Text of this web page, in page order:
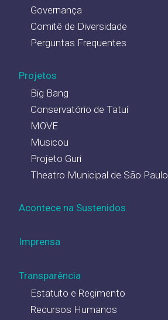
Governança
Comitê de Diversidade
Perguntas Frequentes
Projetos
Big Bang
Conservatório de Tatuí
MOVE
Musicou
Projeto Guri
Theatro Municipal de São Paulo
Acontece na Sustenidos
Imprensa
Transparência
Estatuto e Regimento
Recursos Humanos